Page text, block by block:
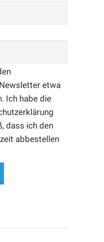
etwa
Ich habe die
dass ich den
abbestellen